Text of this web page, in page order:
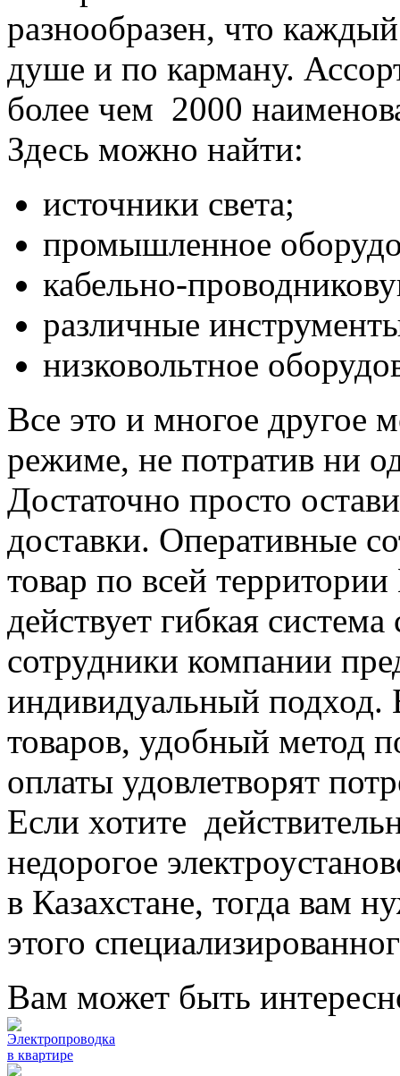
разнообразен, что
душе и по карману.
более чем 2000
Здесь можно найти:
источники света;
промышленное
кабельно-
различные
низковольтное
Все это и многое другое
режиме, не потратив ни
Достаточно просто
доставки. Оперативные
товар по всей
действует гибкая
сотрудники компании
индивидуальный подход.
товаров, удобный метод
оплаты удовлетворят
Если хотите
недорогое
в Казахстане, тогда вам
этого
Вам может быть
Электропроводка
в квартире